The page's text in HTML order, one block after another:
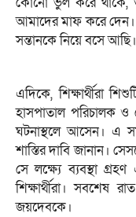
আমাদের মাফ করে দেন।
সন্তানকে নিয়ে বসে
এদিকে, শিক্ষার্থীরা
হাসপাতাল পরিচালক
ঘটনাস্থলে আসেন। এ
শাস্তির দাবি জানান।
সে লক্ষ্যে ব্যবস্থা
শিক্ষার্থীরা। সবশেষ
জয়দেবকে।